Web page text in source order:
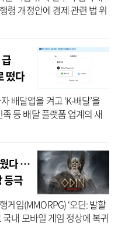
령 개정안에 경제 관련 법 위
에 따라, 네이버의 대주주
떴다
배달앱을 켜고 ‘K-배달’을
등 배달 플랫폼 업계의 새
시장이 인구감소와 가격
웠다 …
등극
게임(MMORPG) ‘오딘: 발할
내 모바일 게임 정상에 복귀
콘텐츠 업데이트를 통해 이